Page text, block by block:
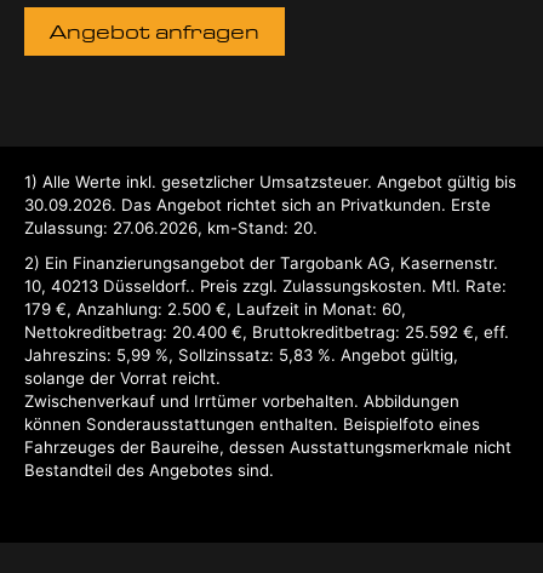
Angebot anfragen
1 Alle Werte inkl. gesetzlicher Umsatzsteuer. Angebot gültig bis
30.09.2026. Das Angebot richtet sich an Privatkunden. Erste
Zulassung: 27.06.2026, km-Stand: 20.
2
Ein Finanzierungsangebot der Targobank AG, Kasernenstr.
10, 40213 Düsseldorf.. Preis zzgl. Zulassungskosten. Mtl. Rate:
179 €, Anzahlung: 2.500 €, Laufzeit in Monat: 60,
Nettokreditbetrag: 20.400 €, Bruttokreditbetrag: 25.592 €, eff.
Jahreszins: 5,99 %, Sollzinssatz: 5,83 %. Angebot gültig,
solange der Vorrat reicht.
Zwischenverkauf und Irrtümer vorbehalten. Abbildungen
können Sonderausstattungen enthalten. Beispielfoto eines
Fahrzeuges der Baureihe, dessen Ausstattungsmerkmale nicht
Bestandteil des Angebotes sind.